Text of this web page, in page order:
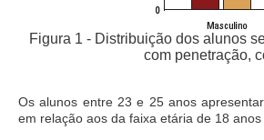
Figura 1 - Distribuição dos alunos
com penetração,
Os alunos entre 23 e 25 anos
em relação aos da faixa etária de 18 anos